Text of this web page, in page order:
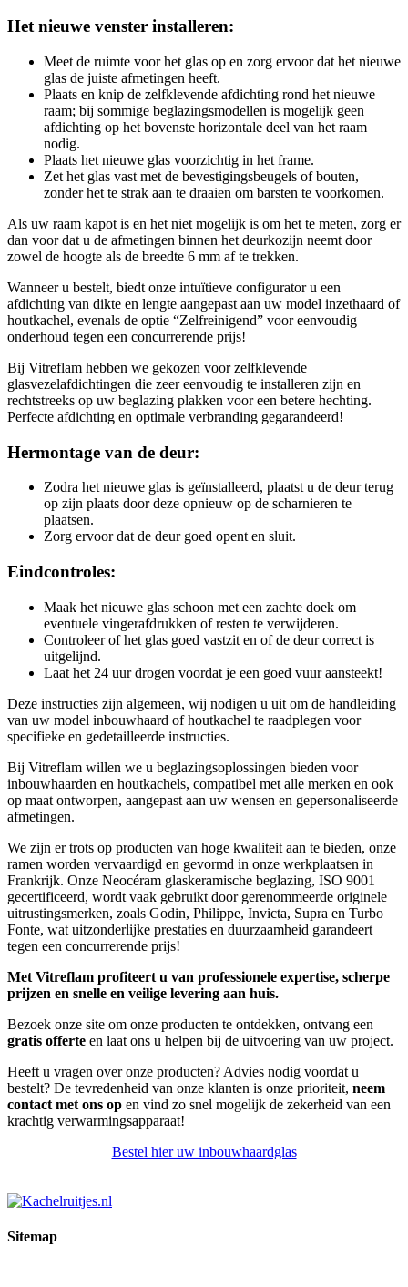
Het nieuwe venster installeren:
Meet de ruimte voor het glas op en zorg ervoor dat het nieuwe
glas de juiste afmetingen heeft.
Plaats en knip de zelfklevende afdichting rond het nieuwe
raam; bij sommige beglazingsmodellen is mogelijk geen
afdichting op het bovenste horizontale deel van het raam
nodig.
Plaats het nieuwe glas voorzichtig in het frame.
Zet het glas vast met de bevestigingsbeugels of bouten,
zonder het te strak aan te draaien om barsten te voorkomen.
Als uw raam kapot is en het niet mogelijk is om het te meten, zorg er
dan voor dat u de afmetingen binnen het deurkozijn neemt door
zowel de hoogte als de breedte 6 mm af te trekken.
Wanneer u bestelt, biedt onze intuïtieve configurator u een
afdichting van dikte en lengte aangepast aan uw model inzethaard of
houtkachel, evenals de optie “Zelfreinigend” voor eenvoudig
onderhoud tegen een concurrerende prijs!
Bij Vitreflam hebben we gekozen voor zelfklevende
glasvezelafdichtingen die zeer eenvoudig te installeren zijn en
rechtstreeks op uw beglazing plakken voor een betere hechting.
Perfecte afdichting en optimale verbranding gegarandeerd!
Hermontage van de deur:
Zodra het nieuwe glas is geïnstalleerd, plaatst u de deur terug
op zijn plaats door deze opnieuw op de scharnieren te
plaatsen.
Zorg ervoor dat de deur goed opent en sluit.
Eindcontroles:
Maak het nieuwe glas schoon met een zachte doek om
eventuele vingerafdrukken of resten te verwijderen.
Controleer of het glas goed vastzit en of de deur correct is
uitgelijnd.
Laat het 24 uur drogen voordat je een goed vuur aansteekt!
Deze instructies zijn algemeen, wij nodigen u uit om de handleiding
van uw model inbouwhaard of houtkachel te raadplegen voor
specifieke en gedetailleerde instructies.
Bij Vitreflam willen we u beglazingsoplossingen bieden voor
inbouwhaarden en houtkachels, compatibel met alle merken en ook
op maat ontworpen, aangepast aan uw wensen en gepersonaliseerde
afmetingen.
We zijn er trots op producten van hoge kwaliteit aan te bieden, onze
ramen worden vervaardigd en gevormd in onze werkplaatsen in
Frankrijk. Onze Neocéram glaskeramische beglazing, ISO 9001
gecertificeerd, wordt vaak gebruikt door gerenommeerde originele
uitrustingsmerken, zoals Godin, Philippe, Invicta, Supra en Turbo
Fonte, wat uitzonderlijke prestaties en duurzaamheid garandeert
tegen een concurrerende prijs!
Met Vitreflam profiteert u van professionele expertise, scherpe
prijzen en snelle en veilige levering aan huis.
Bezoek onze site om onze producten te ontdekken, ontvang een
gratis offerte en laat ons u helpen bij de uitvoering van uw project.
Heeft u vragen over onze producten? Advies nodig voordat u
bestelt? De tevredenheid van onze klanten is onze prioriteit, neem
contact met ons op en vind zo snel mogelijk de zekerheid van een
krachtig verwarmingsapparaat!
Bestel hier uw inbouwhaardglas
Sitemap